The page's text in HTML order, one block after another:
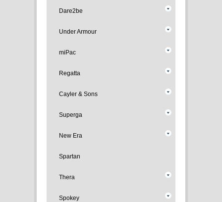
Dare2be
Under Armour
miPac
Regatta
Cayler & Sons
Superga
New Era
Spartan
Thera
Spokey